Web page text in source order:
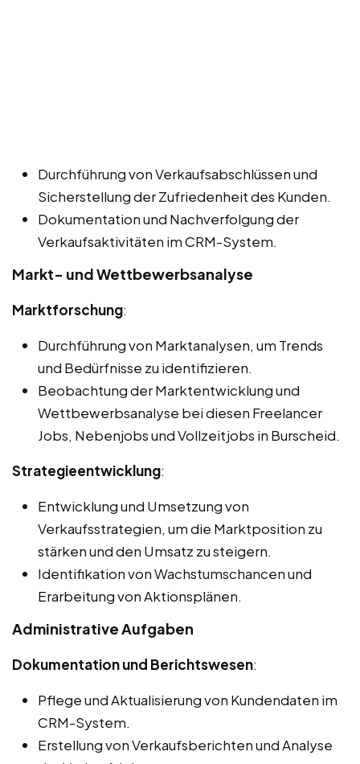
Durchführung von Verkaufsabschlüssen und
Sicherstellung der Zufriedenheit des Kunden.
Dokumentation und Nachverfolgung der
Verkaufsaktivitäten im CRM-System.
Markt- und Wettbewerbsanalyse
Marktforschung:
Durchführung von Marktanalysen, um Trends
und Bedürfnisse zu identifizieren.
Beobachtung der Marktentwicklung und
Wettbewerbsanalyse bei diesen Freelancer
Jobs, Nebenjobs und Vollzeitjobs in Burscheid.
Strategieentwicklung:
Entwicklung und Umsetzung von
Verkaufsstrategien, um die Marktposition zu
stärken und den Umsatz zu steigern.
Identifikation von Wachstumschancen und
Erarbeitung von Aktionsplänen.
Administrative Aufgaben
Dokumentation und Berichtswesen:
Pflege und Aktualisierung von Kundendaten im
CRM-System.
Erstellung von Verkaufsberichten und Analyse